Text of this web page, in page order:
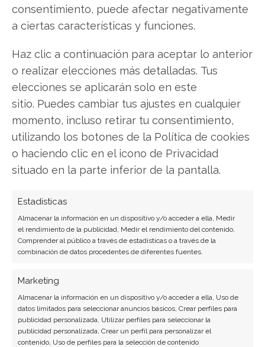
consentimiento, puede afectar negativamente
a ciertas características y funciones.
Haz clic a continuación para aceptar lo anterior
o realizar elecciones más detalladas. Tus
elecciones se aplicarán solo en este
sitio. Puedes cambiar tus ajustes en cualquier
momento, incluso retirar tu consentimiento,
utilizando los botones de la Política de cookies
o haciendo clic en el icono de Privacidad
situado en la parte inferior de la pantalla.
Estadísticas
Almacenar la información en un dispositivo y/o acceder a ella, Medir
el rendimiento de la publicidad, Medir el rendimiento del contenido,
Comprender al público a través de estadísticas o a través de la
combinación de datos procedentes de diferentes fuentes.
Marketing
Almacenar la información en un dispositivo y/o acceder a ella, Uso de
datos limitados para seleccionar anuncios básicos, Crear perfiles para
publicidad personalizada, Utilizar perfiles para seleccionar la
publicidad personalizada, Crear un perfil para personalizar el
contenido, Uso de perfiles para la selección de contenido
Twitter
Facebook
LinkedIn
Copiar enlace
Analista tecnológica enfocada en innovación digital,
comercio electrónico y aplicaciones móviles.
Colaboradora habitual en medios especializados